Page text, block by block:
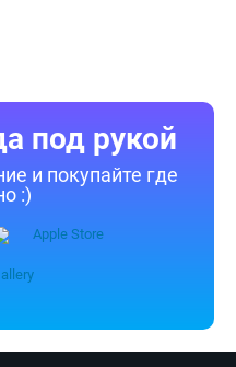
под рукой
и покупайте где
:)